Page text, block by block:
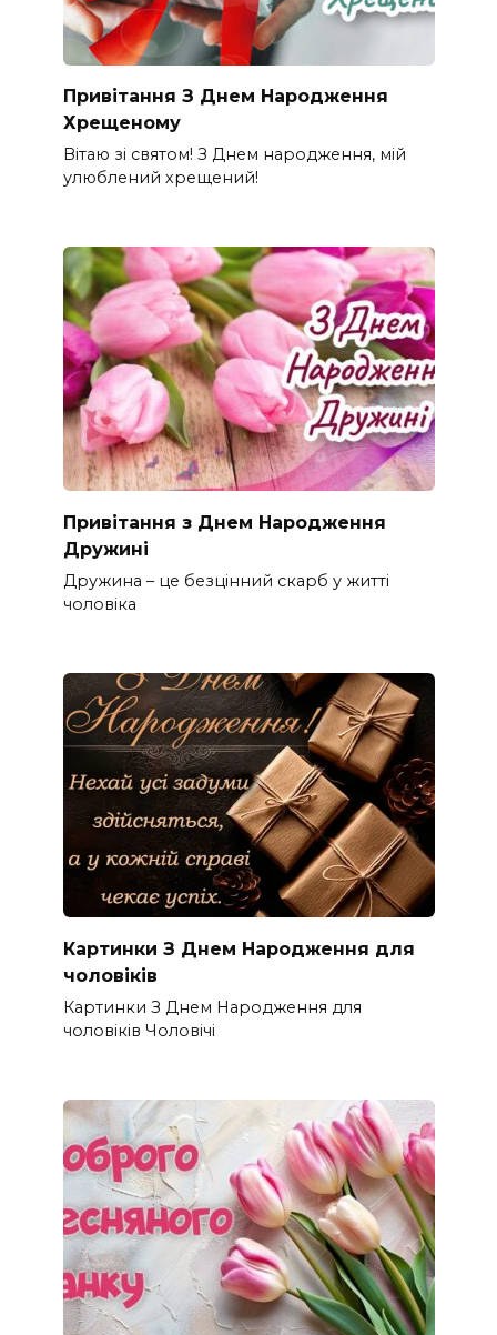
Привітання З Днем Народження
Хрещеному
Вітаю зі святом! З Днем народження, мій
улюблений хрещений!
Привітання з Днем Народження
Дружині
Дружина – це безцінний скарб у житті
чоловіка
Картинки З Днем Народження для
чоловіків​
Картинки З Днем Народження для
чоловіків​ Чоловічі